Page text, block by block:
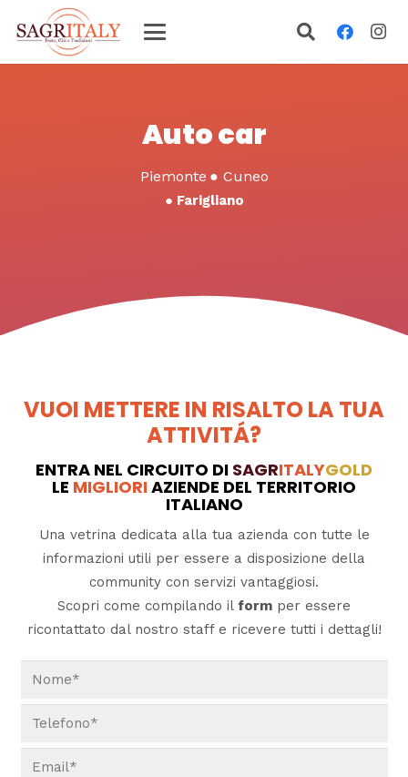
Auto car
Piemonte ● Cuneo
● Farigliano
VUOI METTERE IN RISALTO LA TUA
ATTIVITÁ?
ENTRA NEL CIRCUITO DI SAGRITALYGOLD
LE MIGLIORIAZIENDE DEL TERRITORIO
ITALIANO
Una vetrina dedicata alla tua azienda con tutte le
informazioni utili per essere a disposizione della
community con servizi vantaggiosi.
Scopri come compilando il form per essere
ricontattato dal nostro staff e ricevere tutti i dettagli!